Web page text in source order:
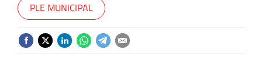
PLE MUNICIPAL